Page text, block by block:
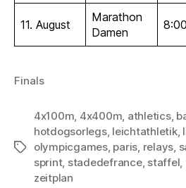
11. August
Marathon
Damen
Finals
Schlagwörter
4x100m, 4x400m, athletics,
hotdogsorlegs, leichtathletik,
olympicgames, paris, relays,
sprint, stadedefrance, staffel,
zeitplan